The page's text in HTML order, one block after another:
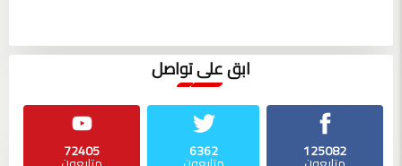
ابق على تواصل
125082
6362
72405